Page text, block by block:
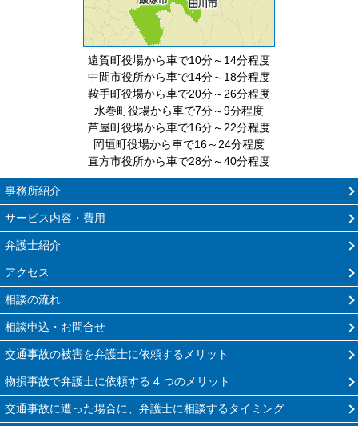
遠賀町役場から車で10分～14分程度
中間市役所から車で14分～18分程度
鞍手町役場から車で20分～26分程度
水巻町役場から車で7分～9分程度
芦屋町役場から車で16分～22分程度
岡垣町役場から車で16～24分程度
直方市役所から車で28分～40分程度
事務所紹介
サービス内容・費用
弁護士紹介
アクセス
相談の流れ
相談申込・お問合せ
交通事故の被害を弁護士に依頼するメリット
物損事故で弁護士に依頼する 4 つのメリット
交通事故に遭った場合に、弁護士に相談するタイミング